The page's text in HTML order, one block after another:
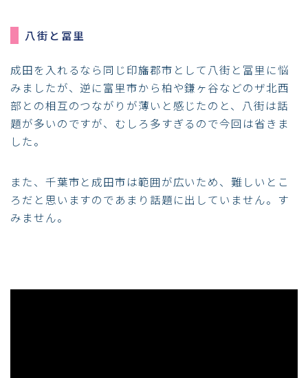
八街と冨里
成田を入れるなら同じ印旛郡市として八街と冨里に悩
みましたが、逆に富里市から柏や鎌ヶ谷などのザ北西
部との相互のつながりが薄いと感じたのと、八街は話
題が多いのですが、むしろ多すぎるので今回は省きま
した。
また、千葉市と成田市は範囲が広いため、難しいとこ
ろだと思いますのであまり話題に出していません。す
みません。